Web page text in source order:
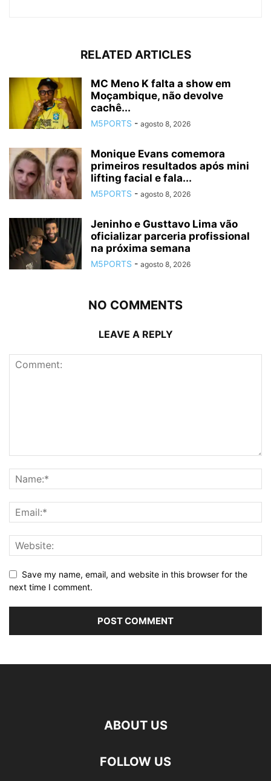
RELATED ARTICLES
MC Meno K falta a show em
Moçambique, não devolve
cachê...
M5PORTS - agosto 8, 2026
Monique Evans comemora
primeiros resultados após mini
lifting facial e fala...
M5PORTS - agosto 8, 2026
Jeninho e Gusttavo Lima vão
oficializar parceria profissional
na próxima semana
M5PORTS - agosto 8, 2026
NO COMMENTS
LEAVE A REPLY
Save my name, email, and website in this browser for the
next time I comment.
ABOUT US
FOLLOW US